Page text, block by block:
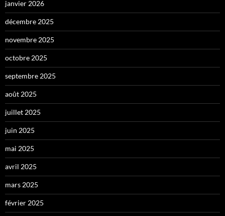
janvier 2026
décembre 2025
novembre 2025
octobre 2025
septembre 2025
août 2025
juillet 2025
juin 2025
mai 2025
avril 2025
mars 2025
février 2025